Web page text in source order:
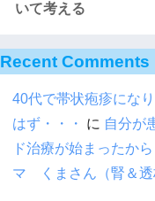
いて考える
Recent Comments
40代で帯状疱疹にな
はず・・・
に 自分が
ド治療が始まったか
マ くまさん（腎＆透